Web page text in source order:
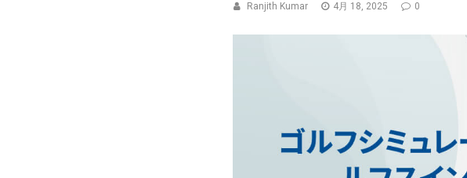
Ranjith Kumar 4月 18, 2025 0